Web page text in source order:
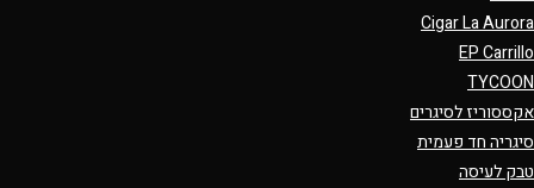
Cigar La Aurora
EP Carrillo
TYCOON
אקססוריז לסיגרים
סיגריה חד פעמית
טבק לעיסה